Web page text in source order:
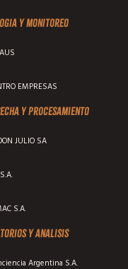
y monitoreo
EMPRESAS
y procesamiento
JULIO SA
S.A.
y analisis
Argentina S.A.